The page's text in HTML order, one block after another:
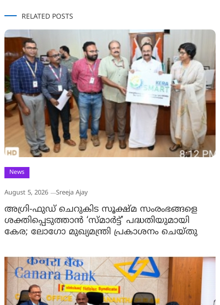
RELATED POSTS
News
August 5, 2026 Sreeja Ajay
അഗ്രി-ഫുഡ് ചെറുകിട സൂക്ഷ്മ സംരംഭങ്ങളെ
ശക്തിപ്പെടുത്താന്‍ ‘സ്മാര്‍ട്ട്’ പദ്ധതിയുമായി
കേര; ലോഗോ മുഖ്യമന്ത്രി പ്രകാശനം ചെയ്തു